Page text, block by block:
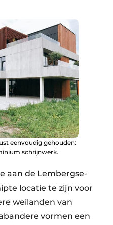
eenvoudig gehouden:
schrijnwerk.
aan de Lembergse-
locatie te zijn voor
weilanden van
vormen een